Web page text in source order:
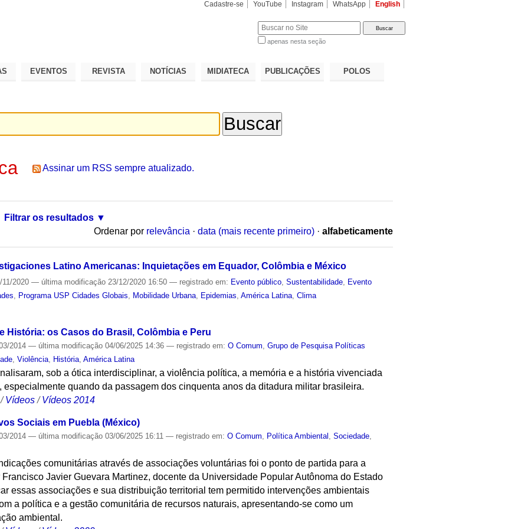
Cadastre-se YouTube Instagram WhatsApp English
apenas nesta seção
EVENTOS REVISTA NOTÍCIAS MIDIATECA PUBLICAÇÕES POLOS
Assinar um RSS sempre atualizado.
Filtrar os resultados
Ordenar por relevância · data (mais recente primeiro) · alfabeticamente
Latino Americanas: Inquietações em Equador, Colômbia e México
11/2020— última modificação 23/12/2020 16:50— registrado em: Evento público ,Sustentabilidade
Evento
Programa USP Cidades Globais Mobilidade Urbana Epidemias ,América Latina ,Clima
História: os Casos do Brasil, Colômbia e Peru
2014— última modificação 04/06/2025 14:36— registrado em:O Comum ,Grupo de Pesquisa Políticas
,Violência História ,América Latina
sob a ótica interdisciplinar, a violência política, a memória e a história vivenciada
especialmente quando da passagem dos cinquenta anos da ditadura militar brasileira.
/Vídeos /Vídeos 2014
Sociais em Puebla (México)
2014— última modificação 03/06/2025 16:11— registrado em:O Comum, Política Ambiental ,Sociedade,
comunitárias através de associações voluntárias foi o ponto de partida para a
Javier Guevara Martinez, docente da Universidade Popular Autônoma do Estado
essas associações e sua distribuição territorial tem permitido intervenções ambientais
a política e a gestão comunitária de recursos naturais, apresentando-se como um
ambiental.